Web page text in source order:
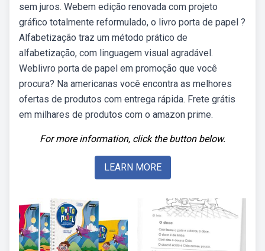
sem juros. Webem edição renovada com projeto
gráfico totalmente reformulado, o livro porta de papel ?
Alfabetização traz um método prático de
alfabetização, com linguagem visual agradável.
Weblivro porta de papel em promoção que você
procura? Na americanas você encontra as melhores
ofertas de produtos com entrega rápida. Frete grátis
em milhares de produtos com o amazon prime.
For more information, click the button below.
LEARN MORE